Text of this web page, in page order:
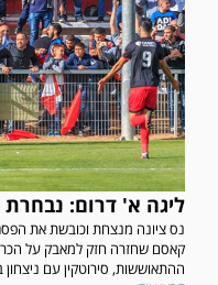
ליגה א' דרום: נבחרת
נס ציונה מנצחת וכובשת את
קאסם שחזרה חזק למאבק על
ההתאוששות, סירוטקין עם ניצחון